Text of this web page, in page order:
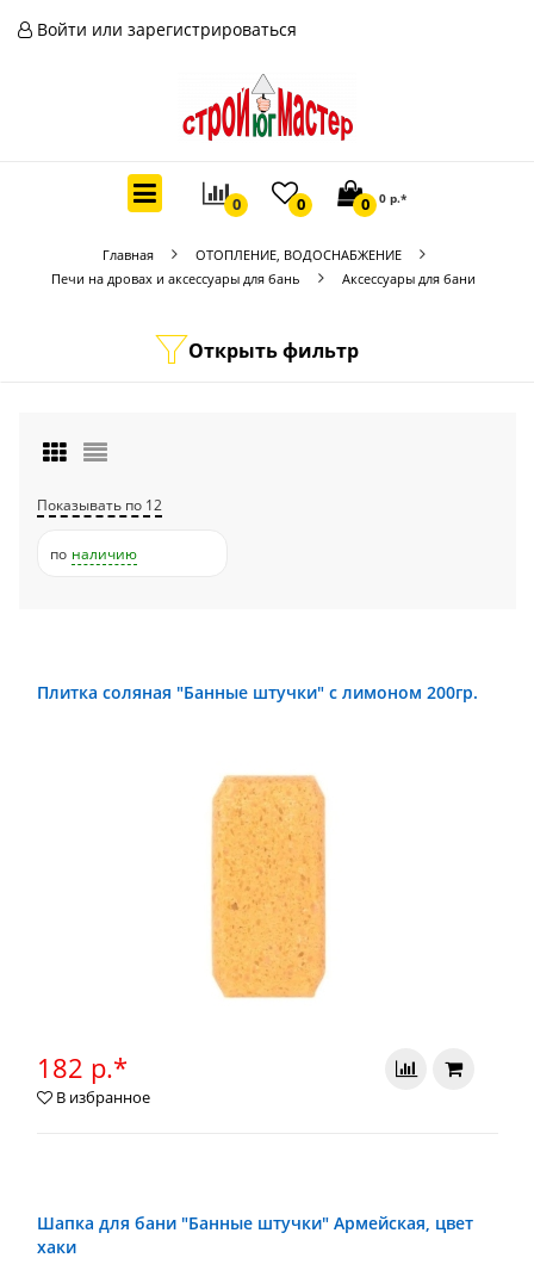
Войти или зарегистрироваться
0 0 0 0 р.*
Главная
ОТОПЛЕНИЕ, ВОДОСНАБЖЕНИЕ
Печи на дровах и аксессуары для бань
Аксессуары для бани
Открыть фильтр
Показывать по 12
по наличию
Плитка соляная "Банные штучки" с лимоном 200гр.
182 р.*
В избранное
Шапка для бани "Банные штучки" Армейская, цвет
хаки